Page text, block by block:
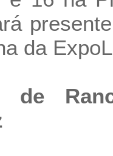
da
de